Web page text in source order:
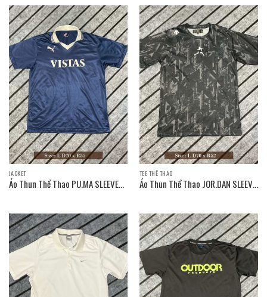
JACKET
Áo Thun Thể Thao PU.MA SLEEVE
TEE THỂ THAO
Áo Thun Thể Thao JOR.DAN SLEEVE